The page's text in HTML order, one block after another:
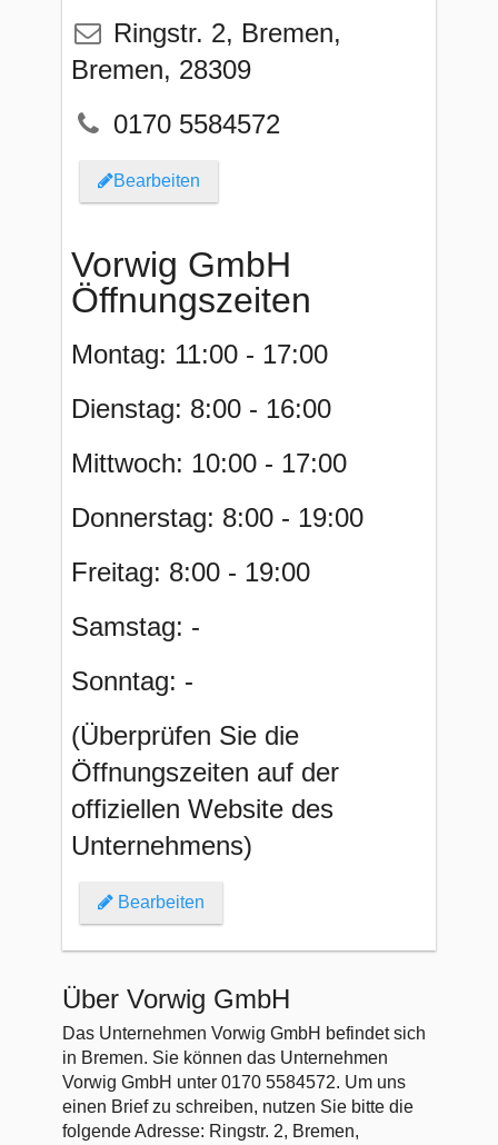
Ringstr. 2, Bremen,
Bremen, 28309
0170 5584572
Bearbeiten
Vorwig GmbH
Öffnungszeiten
Montag: 11:00 - 17:00
Dienstag: 8:00 - 16:00
Mittwoch: 10:00 - 17:00
Donnerstag: 8:00 - 19:00
Freitag: 8:00 - 19:00
Samstag: -
Sonntag: -
(Überprüfen Sie die
Öffnungszeiten auf der
offiziellen Website des
Unternehmens)
Bearbeiten
Über Vorwig GmbH
Das Unternehmen Vorwig GmbH befindet sich
in Bremen. Sie können das Unternehmen
Vorwig GmbH unter 0170 5584572. Um uns
einen Brief zu schreiben, nutzen Sie bitte die
folgende Adresse: Ringstr. 2, Bremen,